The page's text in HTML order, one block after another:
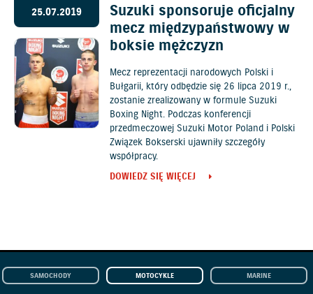
25.07.2019
Suzuki sponsoruje oficjalny
mecz międzypaństwowy w
boksie mężczyzn
Mecz reprezentacji narodowych Polski i
Bułgarii, który odbędzie się 26 lipca 2019 r.,
zostanie zrealizowany w formule Suzuki
Boxing Night. Podczas konferencji
przedmeczowej Suzuki Motor Poland i Polski
Związek Bokserski ujawniły szczegóły
współpracy.
DOWIEDZ SIĘ WIĘCEJ
SAMOCHODY MOTOCYKLE MARINE